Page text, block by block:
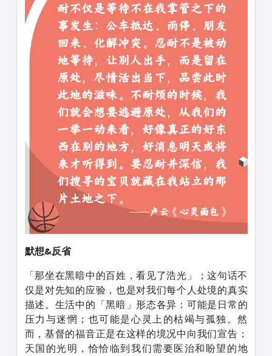
默想&反省
「那坐在黑暗中的百姓，看见了浩光」；这句话不
仅是对先知的应验，也是对我们每个人处境的真实
描述。生活中的「黑暗」形态各异：可能是日常的
压力与迷惘；也可能是心灵上的枯竭与孤独。然
而，基督的福音正是在这样的境况中向我们宣告：
天国的光明，恰恰临到我们需要医治和盼望的地